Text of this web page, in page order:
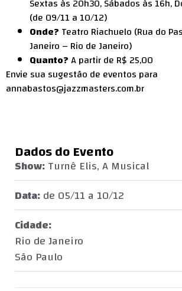
(de 09/11 a 10/12)
Onde? Teatro Riachuelo (Rua do
Janeiro – Rio de Janeiro)
Quanto?A partir de R$ 25,00
Envie sua sugestão de eventos para
annabastos@jazzmasters.com.br
Dados do Evento
Show:Turnê Elis, A Musical
Data:de 05/11 a 10/12
Cidade:
Rio de Janeiro
São Paulo